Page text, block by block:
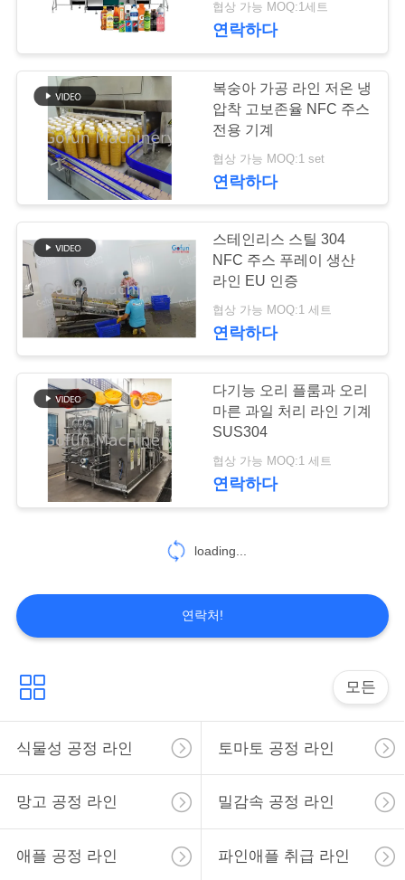
요
경
우
인
용
구
세
요
사
이
트
맵
개
복숭아 가공 공장
22
당근 가공 공장
베리 가공 장비
30
과일 공정 라인
81
협상 가능 MOQ:1세트
연락하다
복숭아 가공 라인 저온 냉
압착 고보존율 NFC 주스
전용 기계
협상 가능 MOQ:1 set
연락하다
스테인리스 스틸 304
NFC 주스 푸레이 생산
라인 EU 인증
협상 가능 MOQ:1 세트
연락하다
다기능 오리 플룸과 오리
마른 과일 처리 라인 기계
SUS304
협상 가능 MOQ:1 세트
연락하다
loading...
연락처!
모든
식물성 공정 라인 토마토 공정 라인
망고 공정 라인 밀감속 공정 라인
애플 공정 라인 파인애플 취급 라인